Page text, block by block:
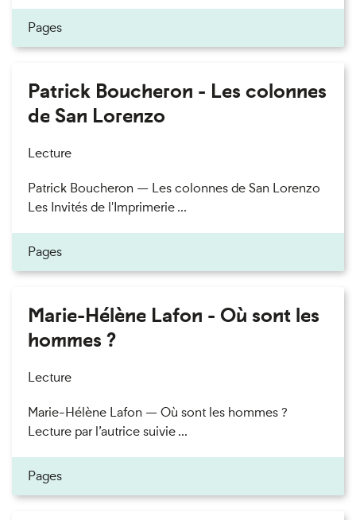
Pages
Patrick Boucheron - Les colonnes
de San Lorenzo
Lecture
Patrick Boucheron — Les colonnes de San Lorenzo
Les Invités de l'Imprimerie ...
Pages
Marie-Hélène Lafon - Où sont les
hommes ?
Lecture
Marie-Hélène Lafon — Où sont les hommes ?
Lecture par l’autrice suivie ...
Pages